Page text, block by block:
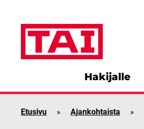
Hakijalle
Etusivu » Ajankohtaista »